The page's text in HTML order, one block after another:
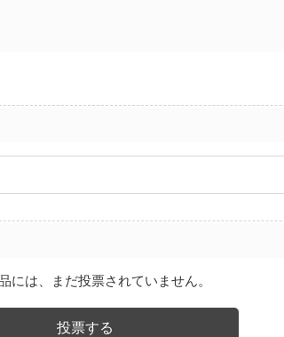
には、まだ投票されていません。
投票する